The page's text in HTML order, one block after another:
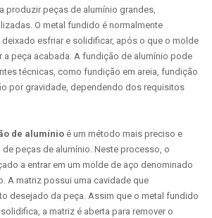
produzir peças de alumínio grandes,
O metal fundido é normalmente
esfriar e solidificar, após o que o molde
a peça acabada. A fundição de alumínio pode
técnicas, como fundição em areia, fundição
por gravidade, dependendo dos requisitos
de alumínio é um método mais preciso e
peças de alumínio. Neste processo, o
a entrar em um molde de aço denominado
A matriz possui uma cavidade que
desejado da peça. Assim que o metal fundido
a matriz é aberta para remover o